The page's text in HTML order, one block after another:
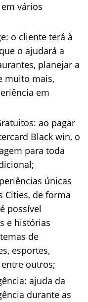
vários
o cliente terá à
o ajudará a
planejar a
muito mais,
em
ao pagar
Black win, o
para toda
únicas
Cities, de forma
possível
e histórias
de
esportes,
outros;
ajuda da
durante as